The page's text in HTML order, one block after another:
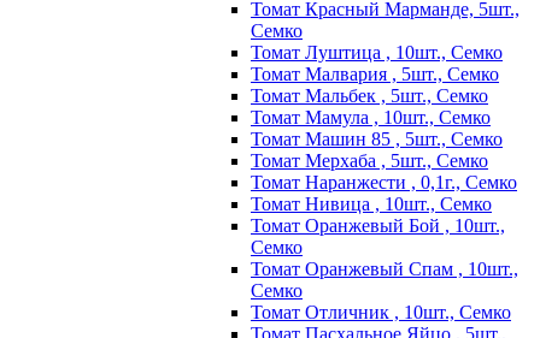
Томат Красный Марманде, 5шт.,
Семко
Томат Луштица , 10шт., Семко
Томат Малвария , 5шт., Семко
Томат Мальбек , 5шт., Семко
Томат Мамула , 10шт., Семко
Томат Машин 85 , 5шт., Семко
Томат Мерхаба , 5шт., Семко
Томат Наранжести , 0,1г., Семко
Томат Нивица , 10шт., Семко
Томат Оранжевый Бой , 10шт.,
Семко
Томат Оранжевый Спам , 10шт.,
Семко
Томат Отличник , 10шт., Семко
Томат Пасхальное Яйцо , 5шт.,